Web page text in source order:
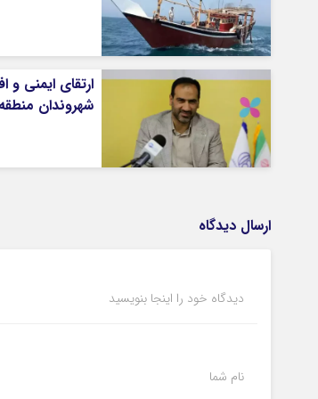
ارتقای ایمنی و
شهروندان
ارسال دیدگاه
دیدگاه خود را اینجا بنویسید
نام شما